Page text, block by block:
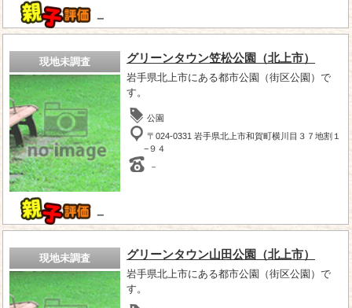
－
現地未調査
－
グリーンタウン笠松公園（北上市）
岩手県北上市にある都市公園（街区公園）で
す。
公園
〒024-0331 岩手県北上市和賀町横川目３７地割１
−９４
－
現地未調査 グリーンタウン山田公園（北上市）
岩手県北上市にある都市公園（街区公園）で
す。